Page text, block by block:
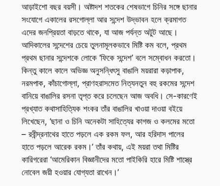
আড়াইশো বছর বয়সী। অষ্টাদশ শতকের শেষভাগে চিনির সঙ্গে ছানার
সংযোগে একালের রসগোল্লা আর সন্দেশ উদ্ভাবন হলে ক্রমাগত
এদের জনপ্রিয়তা বাড়তে থাকে, যা আজ পর্যন্ত অটুট আছে।
আদিকালের সন্দেশের চেয়ে তুলনামূলকভাবে মিষ্টি কম বলে, প্রথম
প্রথম ছানার সন্দেশকে লোকে ‘ফিকে সন্দেশ’ বলে সম্বোধন করতো।
কিন্তু কালে কালে অভিজ্ঞ অনুসন্ধিৎসু বাঙালি ময়রারা কড়াপাক,
নরমপাক, কাঁচাগোল্লা, প্রাণহরাসমেত নিত্যনতুন বহু রকমের সন্দেশ
বানিয়ে বাঙালির রসনা তৃপ্ত করে চলেছেন আজ অবধি। সে-কারণেই
প্রখ্যাত কথাসাহিত্যিক শংকর তাঁর বাঙালির খাওয়া দাওয়া বইয়ে
লিখেছেন, ‘ছানা ও চিনি অনেকটা সাহিত্যের কাগজ ও কলমের মতো
– রবীন্দ্রনাথের হাতে পড়লে এক রকম ফল, আর হরিদাস পালের
হাতে পড়লে আরেক রকম।’ তাঁর কথায়, এই ময়রা তথা মিষ্টির
কারিগরেরা ‘আমেরিকান বিজ্ঞানীদের মতো পাইকিরি হারে মিষ্টি শাস্ত্রে
নোবেল জয়ী হওয়ার যোগ্যতা রাখেন।’